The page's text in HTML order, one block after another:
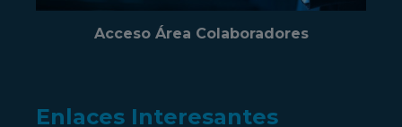
Acceso Área Colaboradores
Enlaces Interesantes